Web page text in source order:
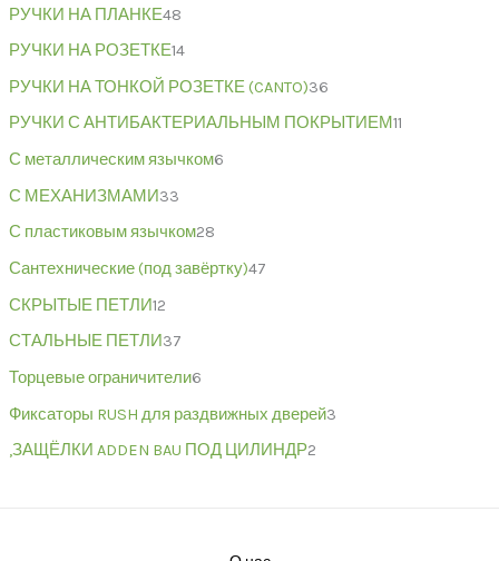
РУЧКИ НА ПЛАНКЕ48
РУЧКИ НА РОЗЕТКЕ14
РУЧКИ НА ТОНКОЙ РОЗЕТКЕ (CANTO)36
РУЧКИ С АНТИБАКТЕРИАЛЬНЫМ ПОКРЫТИЕМ11
С металлическим язычком6
С МЕХАНИЗМАМИ33
С пластиковым язычком28
Сантехнические (под завёртку)47
СКРЫТЫЕ ПЕТЛИ12
СТАЛЬНЫЕ ПЕТЛИ37
Торцевые ограничители6
Фиксаторы RUSH для раздвижных дверей3
,ЗАЩЁЛКИ ADDEN BAU ПОД ЦИЛИНДР2